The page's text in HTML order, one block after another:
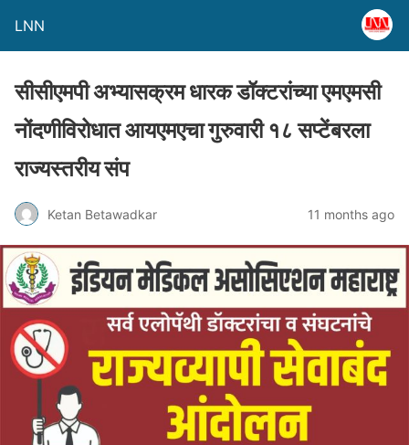
LNN
सीसीएमपी अभ्यासक्रम धारक डॉक्टरांच्या एमएमसी
नोंदणीविरोधात आयएमएचा गुरुवारी १८ सप्टेंबरला
राज्यस्तरीय संप
Ketan Betawadkar 11 months ago